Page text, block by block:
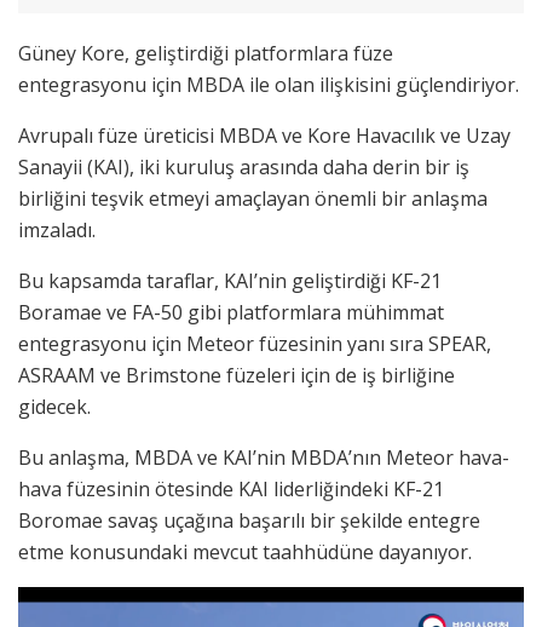
Güney Kore, geliştirdiği platformlara füze
entegrasyonu için MBDA ile olan ilişkisini güçlendiriyor.
Avrupalı füze üreticisi MBDA ve Kore Havacılık ve Uzay
Sanayii (KAI), iki kuruluş arasında daha derin bir iş
birliğini teşvik etmeyi amaçlayan önemli bir anlaşma
imzaladı.
Bu kapsamda taraflar, KAI’nin geliştirdiği KF-21
Boramae ve FA-50 gibi platformlara mühimmat
entegrasyonu için Meteor füzesinin yanı sıra SPEAR,
ASRAAM ve Brimstone füzeleri için de iş birliğine
gidecek.
Bu anlaşma, MBDA ve KAI’nin MBDA’nın Meteor hava-
hava füzesinin ötesinde KAI liderliğindeki KF-21
Boromae savaş uçağına başarılı bir şekilde entegre
etme konusundaki mevcut taahhüdüne dayanıyor.